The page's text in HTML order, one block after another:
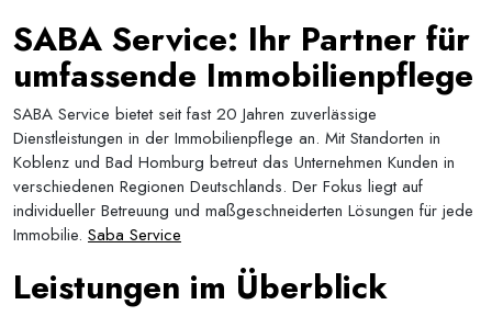
SABA Service: Ihr Partner für
umfassende Immobilienpflege
SABA Service bietet seit fast 20 Jahren zuverlässige
Dienstleistungen in der Immobilienpflege an. Mit Standorten in
Koblenz und Bad Homburg betreut das Unternehmen Kunden in
verschiedenen Regionen Deutschlands. Der Fokus liegt auf
individueller Betreuung und maßgeschneiderten Lösungen für jede
Immobilie. Saba Service
Leistungen im Überblick